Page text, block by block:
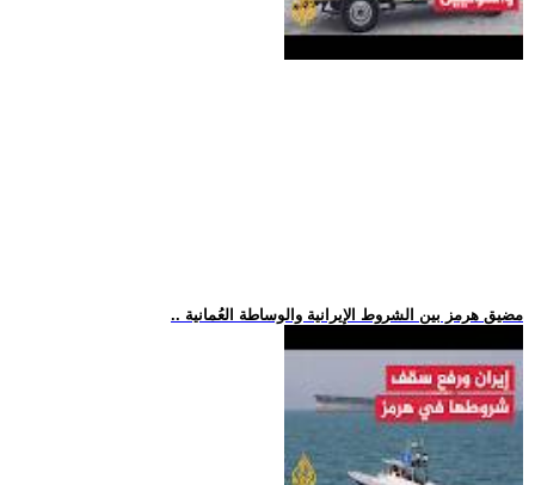
.. مضيق هرمز بين الشروط الإيرانية والوساطة العُمانية